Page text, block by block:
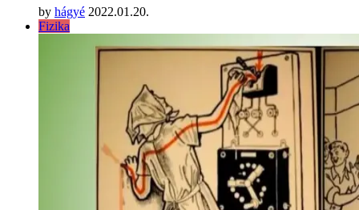
by hágyé 2022.01.20.
Fizika